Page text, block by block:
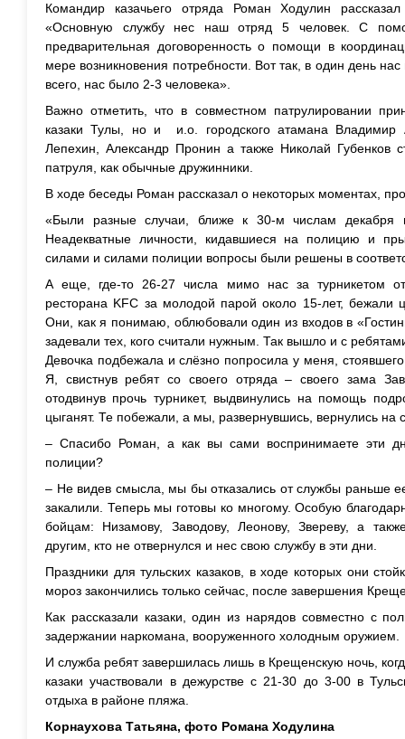
Командир казачьего отряда Роман Ходулин
«Основную службу нес наш отряд 5 человек. С
предварительная договоренность о помощи в
мере возникновения потребности. Вот так, в один день
всего, нас было 2-3 человека».
Важно отметить, что в совместном патрулировании
казаки Тулы, но и и.о. городского атамана
Лепехин, Александр Пронин а также Николай Губенков
патруля, как обычные дружинники.
В ходе беседы Роман рассказал о некоторых моментах,
«Были разные случаи, ближе к 30-м числам декабря
Неадекватные личности, кидавшиеся на полицию и
силами и силами полиции вопросы были решены в
А еще, где-то 26-27 числа мимо нас за турникетом
ресторана KFC за молодой парой около 15-лет, бежали
Они, как я понимаю, облюбовали один из входов в
задевали тех, кого считали нужным. Так вышло и с
Девочка подбежала и слёзно попросила у меня,
Я, свистнув ребят со своего отряда – своего зама
отодвинув прочь турникет, выдвинулись на помощь
цыганят. Те побежали, а мы, развернувшись, вернулись на
– Спасибо Роман, а как вы сами воспринимаете эти
полиции?
– Не видев смысла, мы бы отказались от службы раньше
закалили. Теперь мы готовы ко многому. Особую
бойцам: Низамову, Заводову, Леонову, Звереву, а
другим, кто не отвернулся и нес свою службу в эти дни.
Праздники для тульских казаков, в ходе которых они
мороз закончились только сейчас, после завершения
Как рассказали казаки, один из нарядов совместно с
задержании наркомана, вооруженного холодным оружием.
И служба ребят завершилась лишь в Крещенскую ночь,
казаки участвовали в дежурстве с 21-30 до 3-00 в
отдыха в районе пляжа.
Корнаухова Татьяна, фото Романа Ходулина